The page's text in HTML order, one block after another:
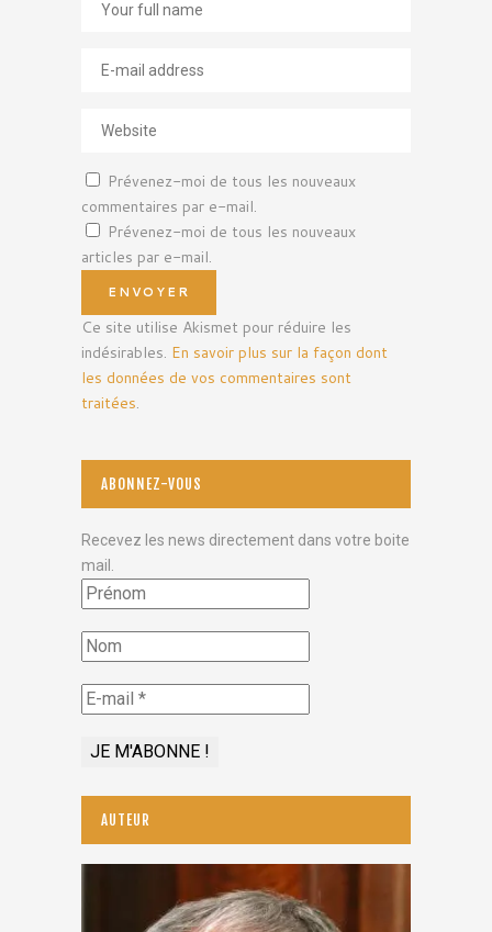
Prévenez-moi de tous les nouveaux
commentaires par e-mail.
Prévenez-moi de tous les nouveaux
articles par e-mail.
Ce site utilise Akismet pour réduire les
indésirables. En savoir plus sur la façon dont
les données de vos commentaires sont
traitées.
ABONNEZ-VOUS
Recevez les news directement dans votre boite
mail.
AUTEUR